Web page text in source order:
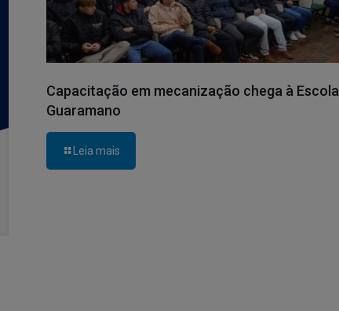
Capacitação em mecanização chega à Escola
Guaramano
Leia mais